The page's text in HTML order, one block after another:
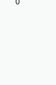
0